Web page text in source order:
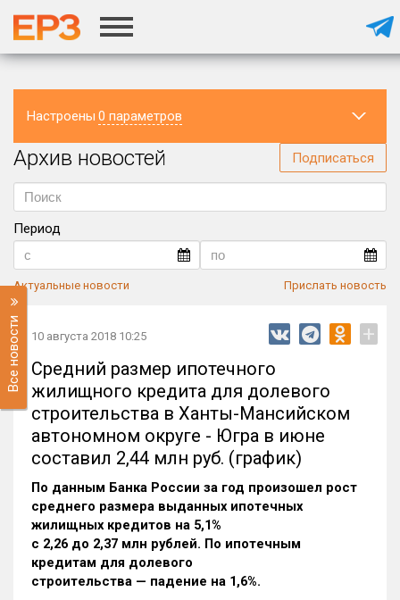
Настроены 0 параметров
Регион
Архив новостей Подписаться
Период
Актуальные новости Прислать новость
Все новости 10 августа 2018 10:25 +
Средний размер ипотечного
жилищного кредита для долевого
строительства в Ханты-Мансийском
автономном округе - Югра в июне
составил 2,44 млн руб. (график)
По данным Банка России за год произошел рост
среднего размера выданных ипотечных
жилищных кредитов на 5,1%
c 2,26 до 2,37 млн рублей. По ипотечным
кредитам для долевого
строительства — падение на 1,6%.